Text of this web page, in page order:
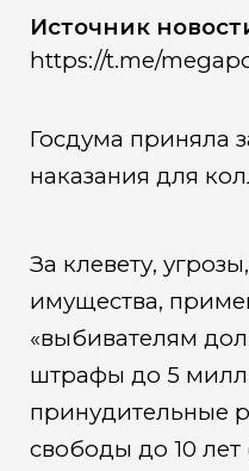
Источник
https://t.me/
Госдума приняла
наказания для
За клевету,
имущества,
«выбивателям
штрафы до 5
принудительные
свободы до 10 лет